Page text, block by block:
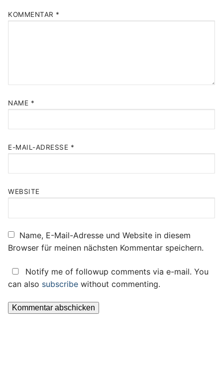
KOMMENTAR *
NAME *
E-MAIL-ADRESSE *
WEBSITE
Name, E-Mail-Adresse und Website in diesem
Browser für meinen nächsten Kommentar speichern.
Notify me of followup comments via e-mail. You
can also subscribe without commenting.